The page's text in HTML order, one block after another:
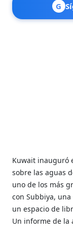
G
Kuwait inauguró
sobre las aguas
uno de los más
con Subbiya, una
un espacio de
Un informe de la